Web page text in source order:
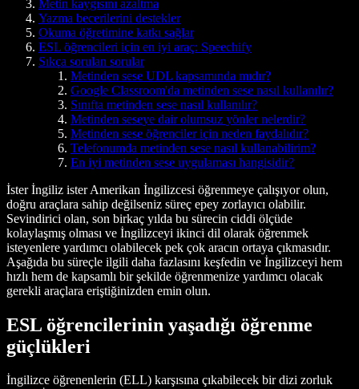
Metin kaygısını azaltma
Yazma becerilerini destekler
Okuma öğretimine katkı sağlar
ESL öğrencileri için en iyi araç: Speechify
Sıkça sorulan sorular
Metinden sese UDL kapsamında mıdır?
Google Classroom'da metinden sese nasıl kullanılır?
Sınıfta metinden sese nasıl kullanılır?
Metinden seseye dair olumsuz yönler nelerdir?
Metinden sese öğrenciler için neden faydalıdır?
Telefonumda metinden sese nasıl kullanabilirim?
En iyi metinden sese uygulaması hangisidir?
İster İngiliz ister Amerikan İngilizcesi öğrenmeye çalışıyor olun,
doğru araçlara sahip değilseniz süreç epey zorlayıcı olabilir.
Sevindirici olan, son birkaç yılda bu sürecin ciddi ölçüde
kolaylaşmış olması ve İngilizceyi ikinci dil olarak öğrenmek
isteyenlere yardımcı olabilecek pek çok aracın ortaya çıkmasıdır.
Aşağıda bu süreçle ilgili daha fazlasını keşfedin ve İngilizceyi hem
hızlı hem de kapsamlı bir şekilde öğrenmenize yardımcı olacak
gerekli araçlara eriştiğinizden emin olun.
ESL öğrencilerinin yaşadığı öğrenme
güçlükleri
İngilizce öğrenenlerin (ELL) karşısına çıkabilecek bir dizi zorluk